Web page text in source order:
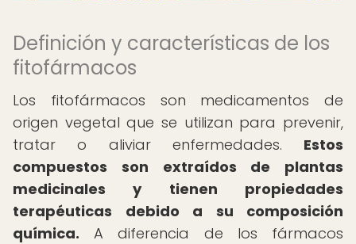
Definición y características de los
fitofármacos
Los fitofármacos son medicamentos de
origen vegetal que se utilizan para prevenir,
tratar o aliviar enfermedades. Estos
compuestos son extraídos de plantas
medicinales y tienen propiedades
terapéuticas debido a su composición
química. A diferencia de los fármacos